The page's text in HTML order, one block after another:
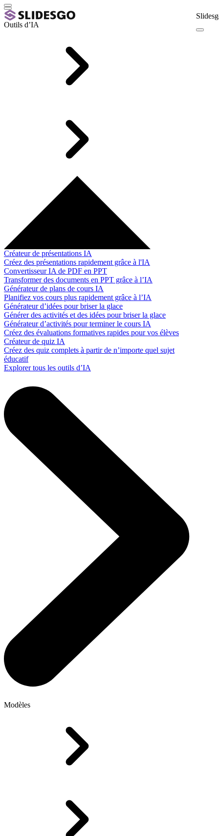
Outils d’IA
Créateur de présentations IA
Créez des présentations rapidement grâce à l'IA
Convertisseur IA de PDF en PPT
Transformer des documents en PPT grâce à l’IA
Générateur de plans de cours IA
Planifiez vos cours plus rapidement grâce à l’IA
Générateur d’idées pour briser la glace
Générer des activités et des idées pour briser la glace
Générateur d’activités pour terminer le cours IA
Créez des évaluations formatives rapides pour vos élèves
Créateur de quiz IA
Créez des quiz complets à partir de n’importe quel sujet
éducatif
Explorer tous les outils d’IA
Modèles